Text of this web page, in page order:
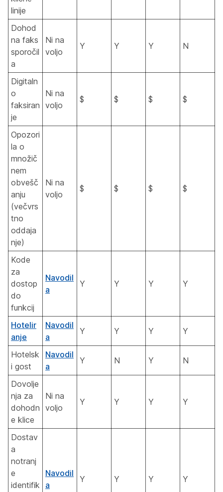
linije
Dohod
na faks
sporočil
a
Ni na
voljo
Y Y Y N
Digitaln
o
faksiran
je
Ni na
voljo
$ $ $ $
Opozori
la o
množič
nem
obvešč
anju
(večvrs
tno
oddaja
nje)
Ni na
voljo
$ $ $ $
Kode
za
dostop
do
funkcij
Navodil
a
Y Y Y Y
Hotelir
anje
Navodil
a
Y Y Y Y
Hotelsk
i gost
Navodil
a
Y N Y N
Dovolje
nja za
dohodn
e klice
Ni na
voljo
Y Y Y Y
Dostav
a
notranj
e
identifik
Navodil
a
Y Y Y Y